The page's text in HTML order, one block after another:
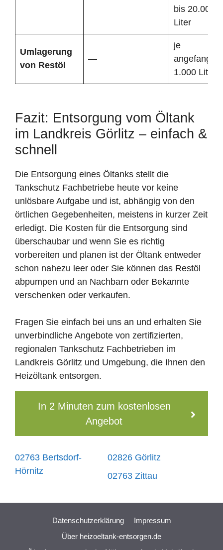
bis 20.000
Liter
Umlagerung
von Restöl
—
je
1.000 Liter
Fazit: Entsorgung vom Öltank
im Landkreis Görlitz – einfach &
schnell
Die Entsorgung eines Öltanks stellt die
Tankschutz Fachbetriebe heute vor keine
unlösbare Aufgabe und ist, abhängig von den
örtlichen Gegebenheiten, meistens in kurzer Zeit
erledigt. Die Kosten für die Entsorgung sind
überschaubar und wenn Sie es richtig
vorbereiten und planen ist der Öltank entweder
schon nahezu leer oder Sie können das Restöl
abpumpen und an Nachbarn oder Bekannte
verschenken oder verkaufen.
Fragen Sie einfach bei uns an und erhalten Sie
unverbindliche Angebote von zertifizierten,
regionalen Tankschutz Fachbetrieben im
Landkreis Görlitz und Umgebung, die Ihnen den
Heizöltank entsorgen.
In 2 Minuten zum kostenlosen
Angebot
02763 Bertsdorf-
Hörnitz
02826 Görlitz
02763 Zittau
Datenschutzerklärung
Impressum
Über heizoeltank-entsorgen.de